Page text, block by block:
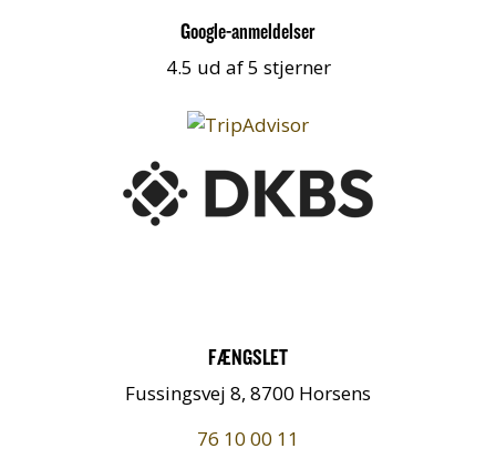
Google-anmeldelser
4.5 ud af 5 stjerner
FÆNGSLET
Fussingsvej 8, 8700 Horsens
76 10 00 11